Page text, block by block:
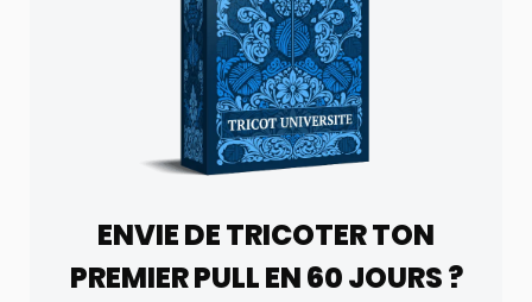
ENVIE DE TRICOTER TON
PREMIER PULL EN 60 JOURS ?